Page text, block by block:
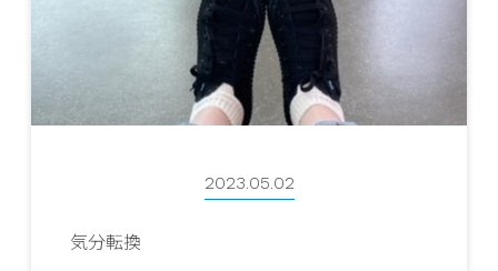
2023.05.02
気分転換